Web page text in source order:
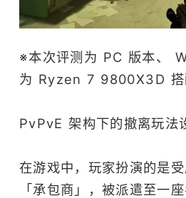
※本次评测为 PC 版本、
为 Ryzen 7 9800X3D
PvPvE 架构下的撤离玩法
在游戏中，玩家扮演的是
「承包商」，被派遣至一